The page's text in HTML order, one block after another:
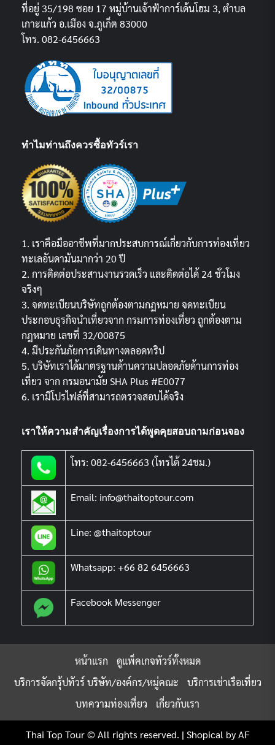
ที่อยู่ 35/198 ซอย 17 หมู่บ้านเจ้าฟ้าการ์เด้นโฮม 3, ตำบล
เกาะแก้ว อ.เมือง จ.ภูเก็ต 83000
โทร. 082-6456663
ทำไมท่านถึงควรซื้อทัวร์เรา
1. เราคือมืออาชีพที่มากประสบการณ์เกี่ยวกับการท่องเที่ยว
ทะเลอันดามันมากว่า 20 ปี
2. การติดต่อประสานงานรวดเร็ว และติดต่อได้ 24 ชั่วโมง
จริงๆ
3. จดทะเบียนบริษัทถูกต้องตามกฏหมาย จดทะเบียน
ประกอบธุรกิจนำเที่ยวจาก กรมการท่องเที่ยว ถูกต้องตาม
กฎหมาย เลขที่ 32/00875
4. มีประกันภัยการเดินทางตลอดทริป
5. บริษัทเราได้มาตรฐานด้านความปลอดภัยด้านการท่อง
เที่ยว จาก กรมอนามัย SHA Plus #E0077
6. เรามีโปรไฟล์ที่สามารถตรวจสอบได้จริง
เราให้ความสำคัญเรื่องการได้พูดคุยสอบถามก่อนจอง
โทร: 082-6456663 (โทรได้ 24ชม.)
Email: info@thaitoptour.com
Line: @thaitoptour
Whatsapp: +66 82 6456663
Facebook Messenger
หน้าแรก
ดูแพ็คเกจทัวร์ทั้งหมด
บริการจัดกรุ้ปทัวร์ บริษัท/องค์กร/หมู่คณะ
บริการเช่าเรือเที่ยว
บทความท่องเที่ยว
เกี่ยวกับเรา
Thai Top Tour © All rights reserved. | Shopical by AF